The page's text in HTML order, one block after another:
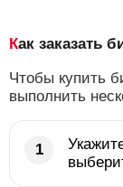
Как заказать
Чтобы купить
выполнить